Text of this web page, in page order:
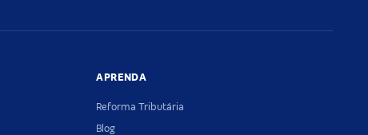
APRENDA
Reforma Tributária
Blog